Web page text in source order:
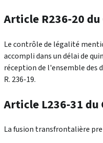
Article R236-20
Le contrôle de légalité
accompli dans un délai de
réception de l'ensemble
R. 236-19.
Article L236-31 du
La fusion transfrontalière